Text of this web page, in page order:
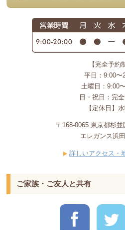
【完全予約
平日：9:00〜
土曜日：9:00
日・祝日：完
【定休日】
〒168-0065 東京都杉
エレガンス浜
詳しいアクセス・
ご家族・ご友人と共有